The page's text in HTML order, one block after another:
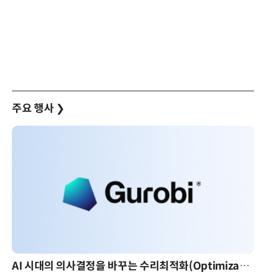
주요 행사 ❯
AI 시대의 의사결정을 바꾸는 수리최적화(Optimization): 실제 산업 적용 사례와 활용 전략 AI 핀옵스 실전 세미나: 폭증하는